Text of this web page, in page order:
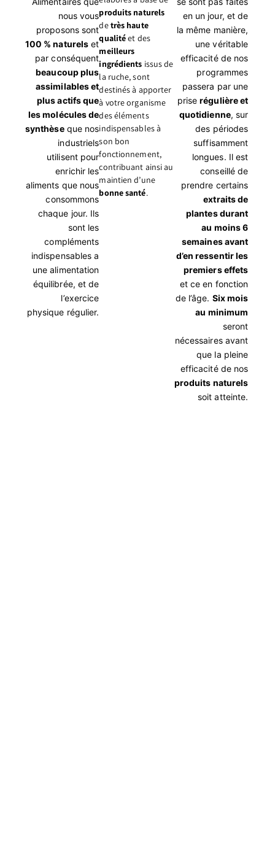
nous vous
proposons sont
100 % naturels et
par conséquent
beaucoup plus
assimilables et
plus actifs que
les molécules de
synthèseque nos
industriels
utilisent pour
enrichir les
aliments que nous
consommons
chaque jour. Ils
sont les
compléments
indispensables a
une alimentation
équilibrée, et de
l’exercice
physique régulier.
produits naturels
detrès haute
qualitéet des
meilleurs
ingrédients issus de
la ruche, sont
destinés à apporter
à votre organisme
des éléments
indispensables à
son bon
fonctionnement,
contribuant ainsi au
maintien d’une
bonne santé.
en un jour, et de
la même manière,
une véritable
efficacité de nos
programmes
passera par une
priserégulière et
quotidienne, sur
des périodes
suffisamment
longues. Il est
conseillé de
prendre certains
extraits de
plantes durant
au moins 6
semaines avant
d’en ressentir les
premiers effets
et ce en fonction
de l’âge. Six mois
au minimum
seront
nécessaires avant
que la pleine
efficacité de nos
produits naturels
soit atteinte.